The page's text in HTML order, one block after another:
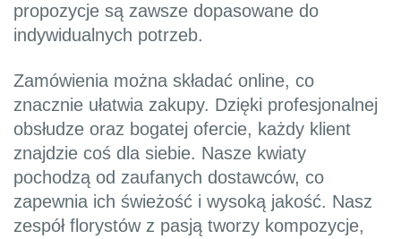
propozycje są zawsze dopasowane do
indywidualnych potrzeb.
Zamówienia można składać online, co
znacznie ułatwia zakupy. Dzięki profesjonalnej
obsłudze oraz bogatej ofercie, każdy klient
znajdzie coś dla siebie. Nasze kwiaty
pochodzą od zaufanych dostawców, co
zapewnia ich świeżość i wysoką jakość. Nasz
zespół florystów z pasją tworzy kompozycje,